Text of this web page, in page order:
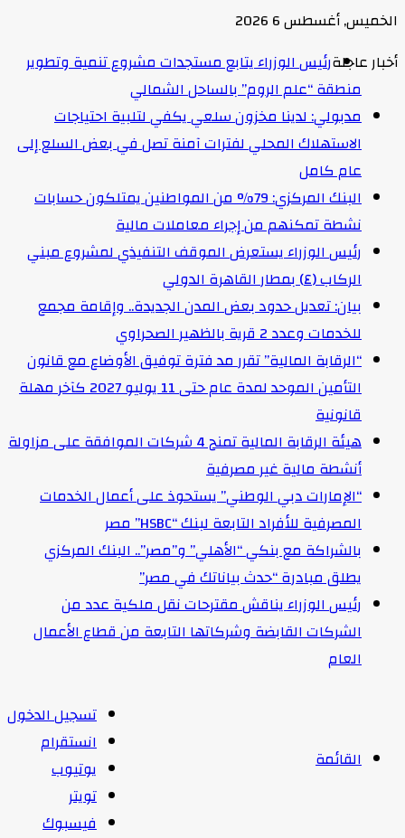
الخميس, أغسطس 6 2026
أخبار عاجلةرئيس الوزراء يتابع مستجدات مشروع تنمية وتطوير
منطقة “علم الروم” بالساحل الشمالي
مدبولي: لدينا مخزون سلعي يكفي لتلبية احتياجات
الاستهلاك المحلي لفترات آمنة تصل في بعض السلع إلى
عام كامل
البنك المركزي: 79% من المواطنين يمتلكون حسابات
نشطة تمكنهم من إجراء معاملات مالية
رئيس الوزراء يستعرض الموقف التنفيذي لمشروع مبني
الركاب (٤) بمطار القاهرة الدولي
بيان: تعديل حدود بعض المدن الجديدة.. وإقامة مجمع
للخدمات وعدد 2 قرية بالظهير الصحراوي
“الرقابة المالية” تقرر مد فترة توفيق الأوضاع مع قانون
التأمين الموحد لمدة عام حتى 11 يوليو 2027 كآخر مهلة
قانونية
هيئة الرقابة المالية تمنح 4 شركات الموافقة على مزاولة
أنشطة مالية غير مصرفية
“الإمارات دبي الوطني” يستحوذ على أعمال الخدمات
المصرفية للأفراد التابعة لبنك “HSBC” مصر
بالشراكة مع بنكي “الأهلي” و”مصر”.. البنك المركزي
يطلق مبادرة “حدث بياناتك في مصر”
رئيس الوزراء يناقش مقترحات نقل ملكية عدد من
الشركات القابضة وشركاتها التابعة من قطاع الأعمال
العام
تسجيل الدخول
انستقرام
يوتيوب
تويتر
فيسبوك
القائمة